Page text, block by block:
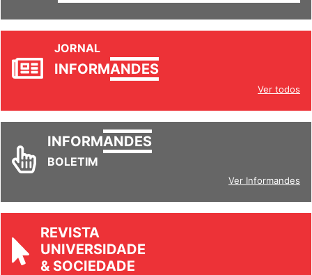
JORNAL
INFORMANDES
Ver todos
INFORMANDES
BOLETIM
Ver Informandes
REVISTA
UNIVERSIDADE
& SOCIEDADE